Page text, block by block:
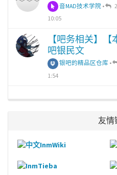
音MAD技术学院 •
10:05
【吧务相关】
吧银民文
银吧的精品区仓库 •
1:54
友情